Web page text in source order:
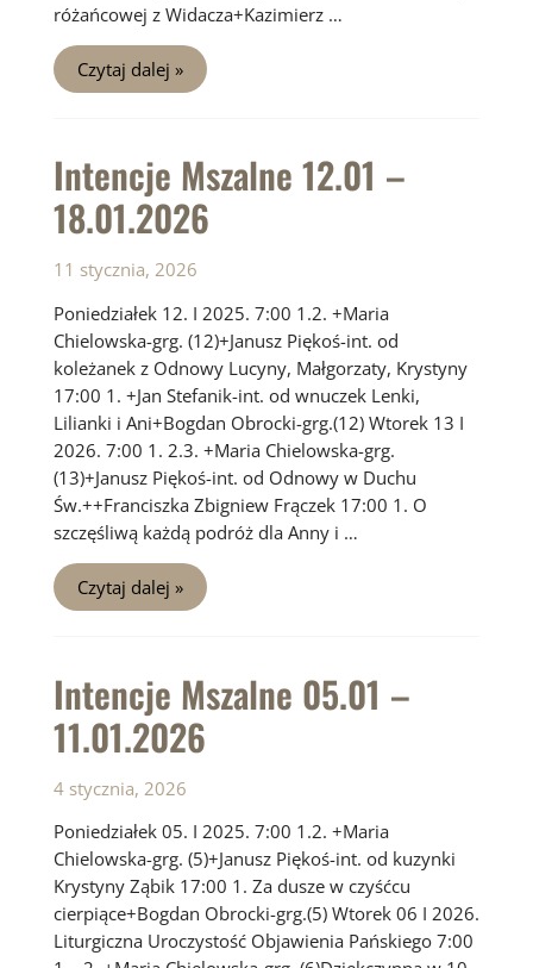
różańcowej z Widacza+Kazimierz …
Intencje
Mszalne
19.01
Czytaj dalej »
Intencje Mszalne 12.01 –
18.01.2026
11 stycznia, 2026
Poniedziałek 12. I 2025. 7:00 1.2. +Maria
Chielowska-grg. (12)+Janusz Piękoś-int. od
koleżanek z Odnowy Lucyny, Małgorzaty, Krystyny
17:00 1. +Jan Stefanik-int. od wnuczek Lenki,
Lilianki i Ani+Bogdan Obrocki-grg.(12) Wtorek 13 I
2026. 7:00 1. 2.3. +Maria Chielowska-grg.
(13)+Janusz Piękoś-int. od Odnowy w Duchu
Św.++Franciszka Zbigniew Frączek 17:00 1. O
szczęśliwą każdą podróż dla Anny i …
Intencje
Mszalne
12.01
Czytaj dalej »
Intencje Mszalne 05.01 –
11.01.2026
4 stycznia, 2026
Poniedziałek 05. I 2025. 7:00 1.2. +Maria
Chielowska-grg. (5)+Janusz Piękoś-int. od kuzynki
Krystyny Ząbik 17:00 1. Za dusze w czyśćcu
cierpiące+Bogdan Obrocki-grg.(5) Wtorek 06 I 2026.
Liturgiczna Uroczystość Objawienia Pańskiego 7:00